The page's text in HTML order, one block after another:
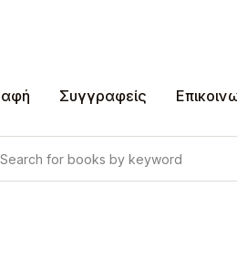
Συγγραφείς